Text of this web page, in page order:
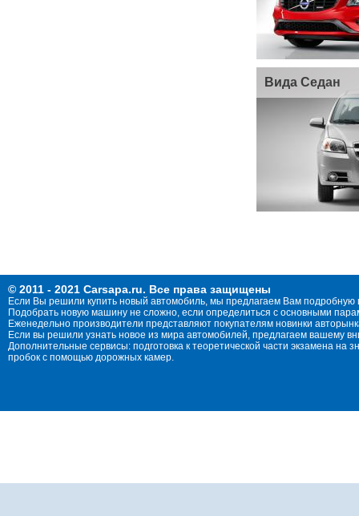
Вида Седан
© 2011 - 2021 Carsapa.ru. Все права защищены
Если Вы решили купить новый автомобиль, мы предлагаем Вам
Подобрать новую машину не сложно, если определиться с основными
Еженедельно производители представляют покупателям новинки
Если вы решили узнать новое из мира автомобилей, предлагаем вашему
Дополнительные сервисы: подготовка к теоретической части экзамена
пробок с помощью дорожных камер.